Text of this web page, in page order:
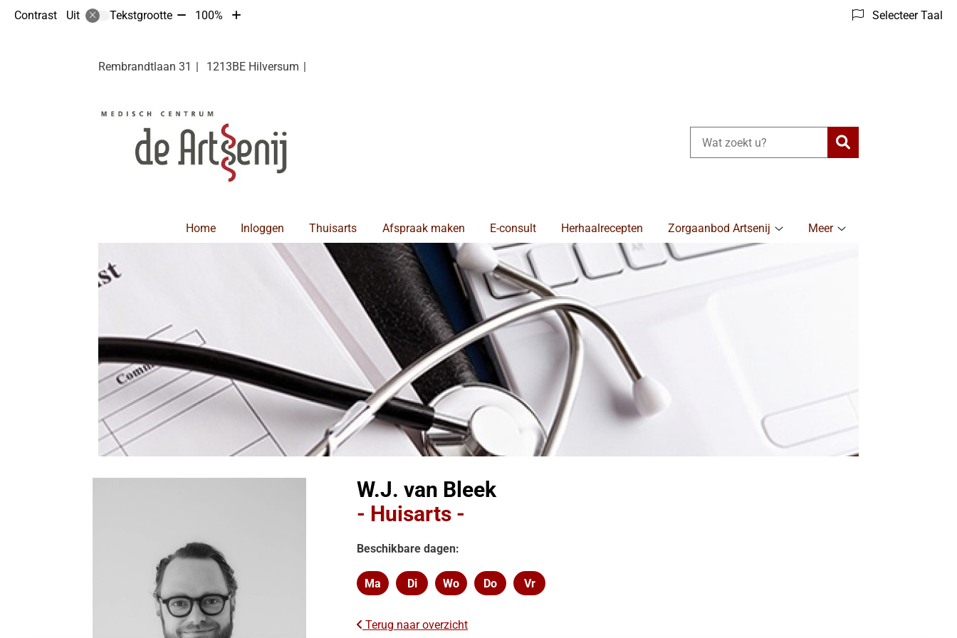
Contrast Uit Tekstgrootte Tekst
10%
100%
Tekst
10%
Selecteer Taal
Rembrandtlaan 31 1213BE Hilversum
Zoeken
Home Inloggen Thuisarts Afspraak maken E-consult Herhaalrecepten
Zorgaanbod Artsenij
Meer
W.J. van Bleek
- Huisarts -
Beschikbare dagen:
Maandag
Ma Dinsdag
Di Woensdag
Wo Donderdag
Do Vrijdag
Vr
Terug naar overzicht